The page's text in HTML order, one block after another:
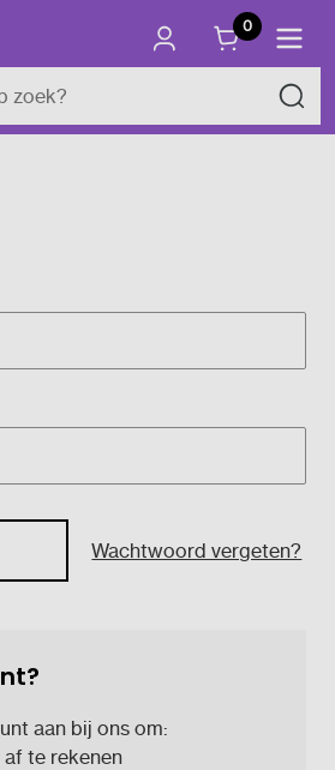
0
Wachtwoord vergeten?
aan bij ons om:
af te rekenen